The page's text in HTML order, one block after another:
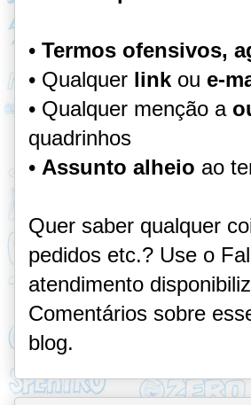
• Termos ofensivos,
• Qualquer link ou e-
• Qualquer menção a
quadrinhos
• Assunto alheio ao
Quer saber qualquer
pedidos etc.? Use o
atendimento
Comentários sobre
blog.